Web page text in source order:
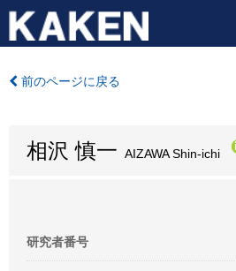
前のページに戻る
相沢 慎一 AIZAWA Shin-ichi
研究者番号